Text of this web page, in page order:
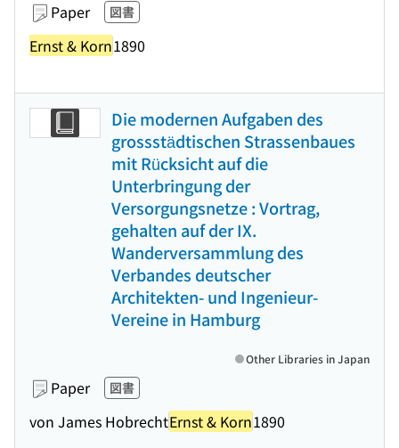
Paper 図書
Ernst & Korn1890
Die modernen Aufgaben des
grossstädtischen Strassenbaues
mit Rücksicht auf die
Unterbringung der
Versorgungsnetze : Vortrag,
gehalten auf der IX.
Wanderversammlung des
Verbandes deutscher
Architekten- und Ingenieur-
Vereine in Hamburg
Paper 図書
von James HobrechtErnst & Korn1890
Other Libraries in Japan